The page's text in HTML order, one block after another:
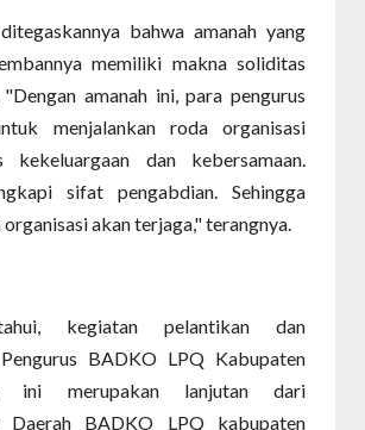
bahwa amanah yang
memiliki makna soliditas
amanah ini, para pengurus
menjalankan roda organisasi
kekeluargaan dan kebersamaan.
sifat pengabdian. Sehingga
akan terjaga," terangnya.
kegiatan pelantikan dan
BADKO LPQ Kabupaten
ini merupakan lanjutan dari
Daerah BADKO LPQ kabupaten